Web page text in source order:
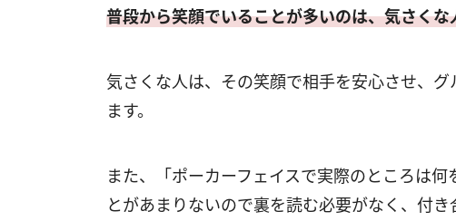
普段から笑顔でいることが多いのは、気さくな
気さくな人は、その笑顔で相手を安心させ、
ます。
また、「ポーカーフェイスで実際のところは
とがあまりないので裏を読む必要がなく、付き